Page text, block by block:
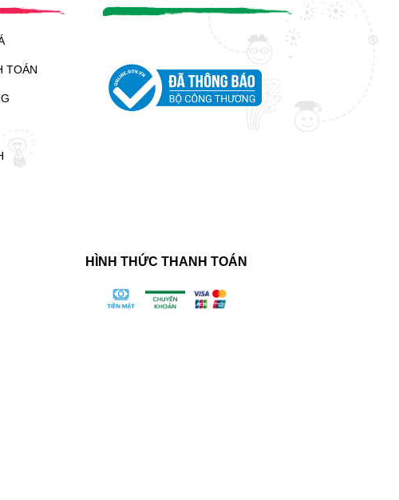
TOÁN
HÌNH THỨC THANH TOÁN